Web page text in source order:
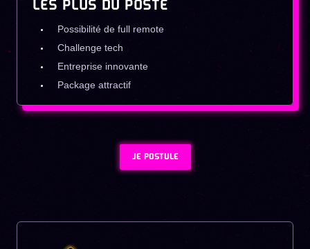
LES PLUS DU POSTE
Possibilité de full remote
Challenge tech
Entreprise innovante
Package attractif
JE POSTULE